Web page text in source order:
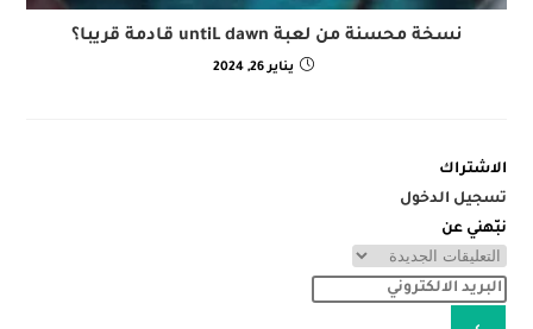
نسخة محسنة من لعبة untiL dawn قادمة قريبا؟
يناير 26, 2024
الاشتراك
تسجيل الدخول
نبّهني عن